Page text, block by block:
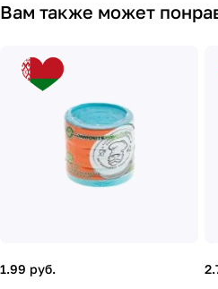
Вам также может
1.99 руб.